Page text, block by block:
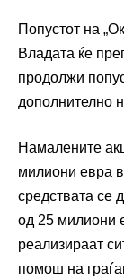
Попустот на
Владата ќе
продолжи
дополнително
Намалените
милиони евра
средствата се
од 25 милиони
реализираат
помош на